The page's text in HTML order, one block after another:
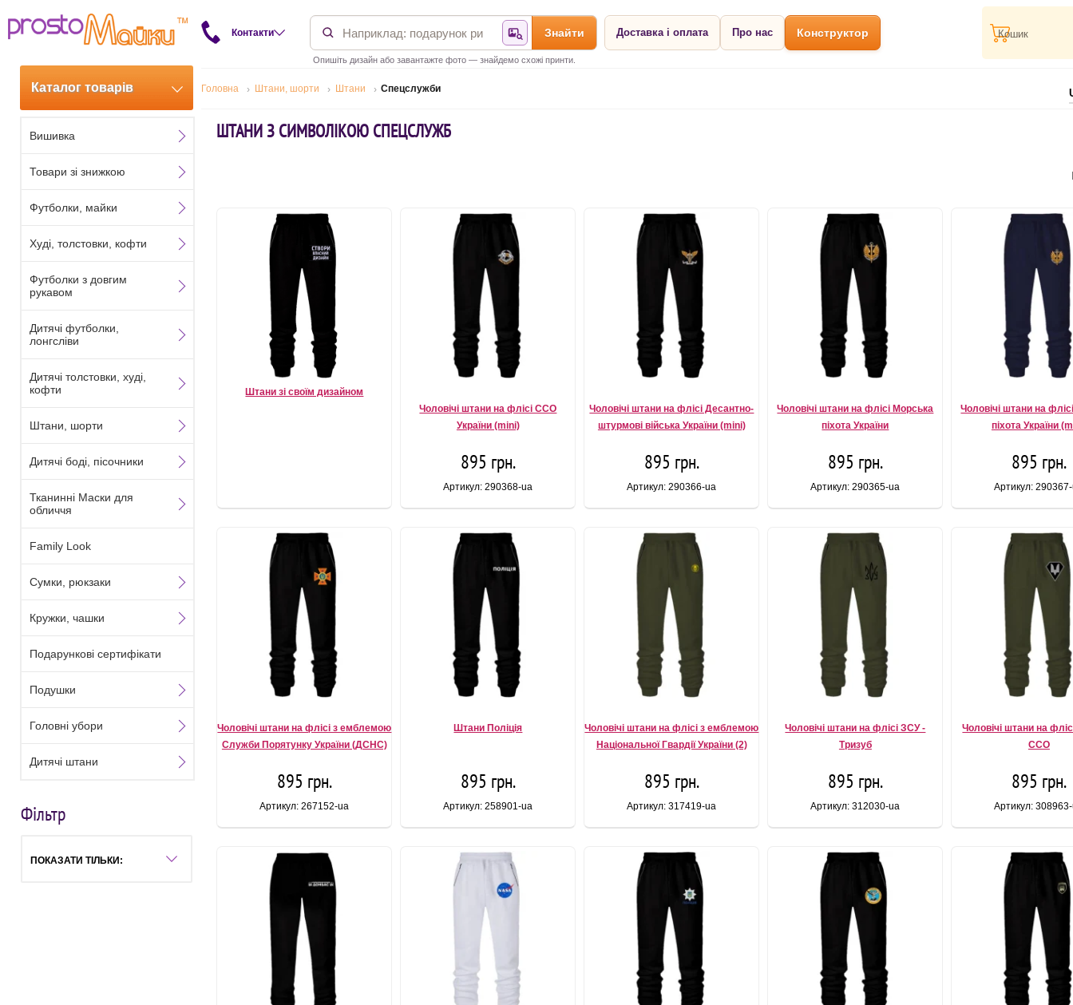
Контакти Знайти за фотографією
Знайти
Опишіть дизайн або завантажте фото — знайдемо схожі принти.
Доставка і оплата Про нас Конструктор Кошик
Каталог товарів Головна Штани, шорти Штани Спецслужби
ШТАНИ З СИМВОЛІКОЮ СПЕЦСЛУЖБ
Штани зі своїм дизайном
Чоловічі штани на флісі ССО
України (mini)
895 грн.
Артикул: 290368-ua
Чоловічі штани на флісі Десантно-
штурмові війська України (mini)
895 грн.
Артикул: 290366-ua
Чоловічі штани на флісі Морська
піхота України
895 грн.
Артикул: 290365-ua
Чоловічі штани на
піхота України
895 грн.
Артикул:
Чоловічі штани на флісі з емблемою
Служби Порятунку України (ДСНС)
895 грн.
Артикул: 267152-ua
Штани Поліція
895 грн.
Артикул: 258901-ua
Чоловічі штани на флісі з емблемою
Національної Гвардії України (2)
895 грн.
Артикул: 317419-ua
Чоловічі штани на флісі ЗСУ -
Тризуб
895 грн.
Артикул: 312030-ua
Чоловічі штани на
ССО
895 грн.
Артикул:
Вишивка
Товари зі знижкою
Футболки, майки
Худі, толстовки, кофти
Футболки з довгим
рукавом
Дитячі футболки,
лонгсліви
Дитячі толстовки, худі,
кофти
Штани, шорти
Дитячі боді, пісочники
Тканинні Маски для
обличчя
Family Look
Сумки, рюкзаки
Кружки, чашки
Подарункові сертифікати
Подушки
Головні убори
Дитячі штани
Фільтр
ПОКАЗАТИ ТІЛЬКИ: